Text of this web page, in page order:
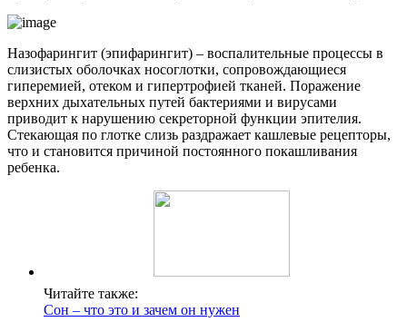
Назофарингит (эпифарингит) – воспалительные процессы в
слизистых оболочках носоглотки, сопровождающиеся
гиперемией, отеком и гипертрофией тканей. Поражение
верхних дыхательных путей бактериями и вирусами
приводит к нарушению секреторной функции эпителия.
Стекающая по глотке слизь раздражает кашлевые рецепторы,
что и становится причиной постоянного покашливания
ребенка.
Читайте также:
Сон – что это и зачем он нужен